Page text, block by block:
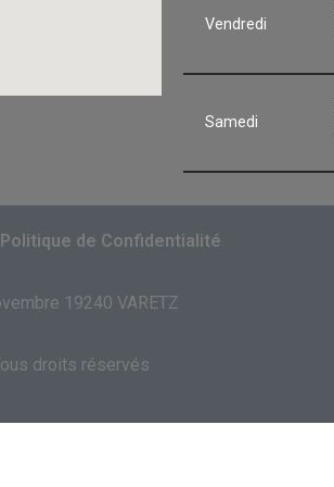
Vendredi
Samedi
Politique de Confidentialité
19240 VARETZ
droits réservés